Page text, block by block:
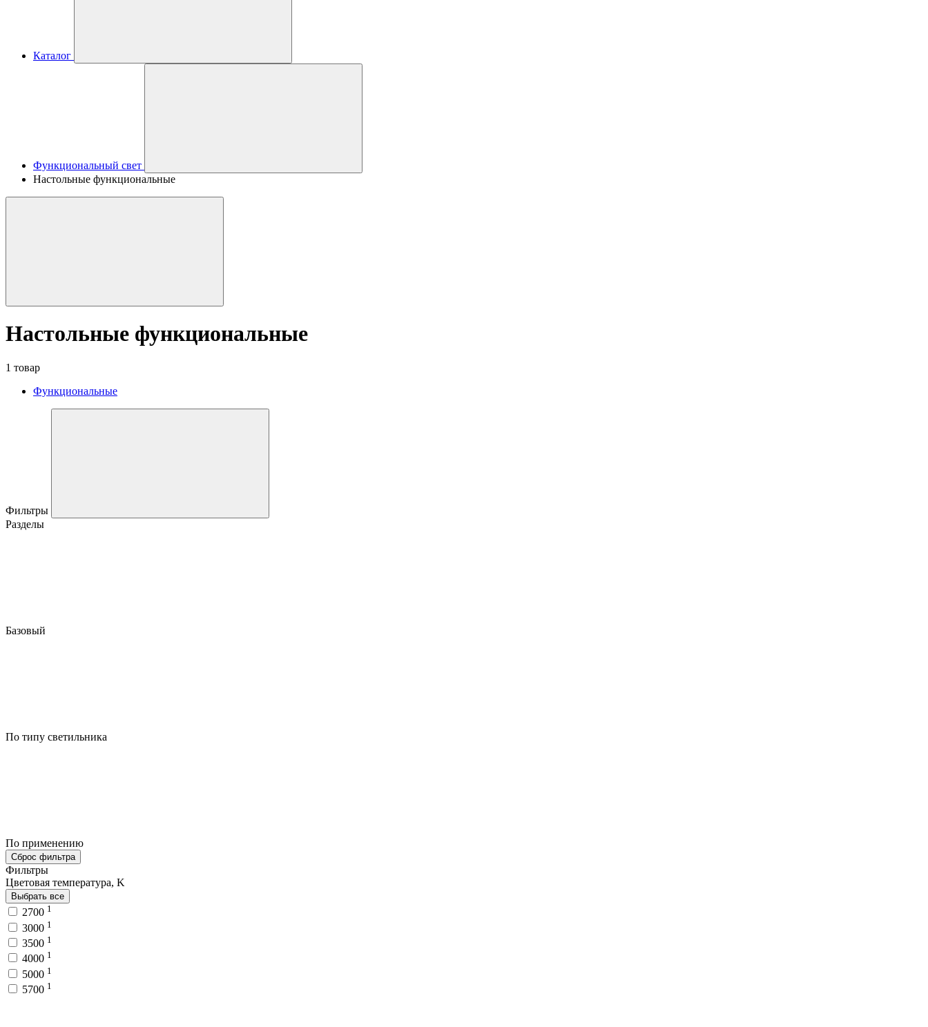
Каталог
Функциональный свет
Настольные функциональные
Настольные функциональные
1 товар
Функциональные
Фильтры
Разделы
Базовый
По типу светильника
По применению
Сброс фильтра
Фильтры
Цветовая температура, K
Выбрать все
2700 1
3000 1
3500 1
4000 1
5000 1
5700 1